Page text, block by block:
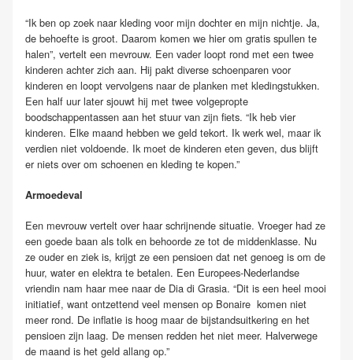
“Ik ben op zoek naar kleding voor mijn dochter en mijn nichtje. Ja,
de behoefte is groot. Daarom komen we hier om gratis spullen te
halen”, vertelt een mevrouw. Een vader loopt rond met een twee
kinderen achter zich aan. Hij pakt diverse schoenparen voor
kinderen en loopt vervolgens naar de planken met kledingstukken.
Een half uur later sjouwt hij met twee volgepropte
boodschappentassen aan het stuur van zijn fiets. “Ik heb vier
kinderen. Elke maand hebben we geld tekort. Ik werk wel, maar ik
verdien niet voldoende. Ik moet de kinderen eten geven, dus blijft
er niets over om schoenen en kleding te kopen.”
Armoedeval
Een mevrouw vertelt over haar schrijnende situatie. Vroeger had ze
een goede baan als tolk en behoorde ze tot de middenklasse. Nu
ze ouder en ziek is, krijgt ze een pensioen dat net genoeg is om de
huur, water en elektra te betalen. Een Europees-Nederlandse
vriendin nam haar mee naar de Dia di Grasia. “Dit is een heel mooi
initiatief, want ontzettend veel mensen op Bonaire komen niet
meer rond. De inflatie is hoog maar de bijstandsuitkering en het
pensioen zijn laag. De mensen redden het niet meer. Halverwege
de maand is het geld allang op.”